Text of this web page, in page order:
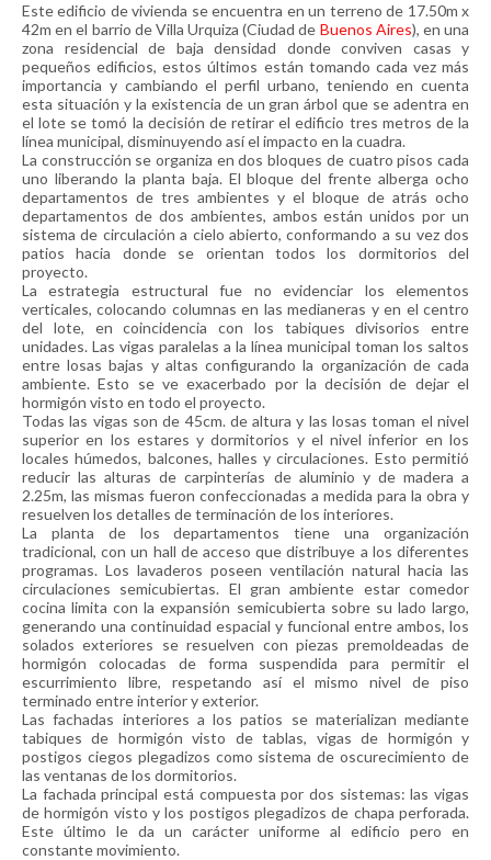
Este edificio de vivienda se encuentra en un terreno de 17.50m x
42m en el barrio de Villa Urquiza (Ciudad de Buenos Aires), en una
zona residencial de baja densidad donde conviven casas y
pequeños edificios, estos últimos están tomando cada vez más
importancia y cambiando el perfil urbano, teniendo en cuenta
esta situación y la existencia de un gran árbol que se adentra en
el lote se tomó la decisión de retirar el edificio tres metros de la
línea municipal, disminuyendo así el impacto en la cuadra.
La construcción se organiza en dos bloques de cuatro pisos cada
uno liberando la planta baja. El bloque del frente alberga ocho
departamentos de tres ambientes y el bloque de atrás ocho
departamentos de dos ambientes, ambos están unidos por un
sistema de circulación a cielo abierto, conformando a su vez dos
patios hacia donde se orientan todos los dormitorios del
proyecto.
La estrategia estructural fue no evidenciar los elementos
verticales, colocando columnas en las medianeras y en el centro
del lote, en coincidencia con los tabiques divisorios entre
unidades. Las vigas paralelas a la línea municipal toman los saltos
entre losas bajas y altas configurando la organización de cada
ambiente. Esto se ve exacerbado por la decisión de dejar el
hormigón visto en todo el proyecto.
Todas las vigas son de 45cm. de altura y las losas toman el nivel
superior en los estares y dormitorios y el nivel inferior en los
locales húmedos, balcones, halles y circulaciones. Esto permitió
reducir las alturas de carpinterías de aluminio y de madera a
2.25m, las mismas fueron confeccionadas a medida para la obra y
resuelven los detalles de terminación de los interiores.
La planta de los departamentos tiene una organización
tradicional, con un hall de acceso que distribuye a los diferentes
programas. Los lavaderos poseen ventilación natural hacia las
circulaciones semicubiertas. El gran ambiente estar comedor
cocina limita con la expansión semicubierta sobre su lado largo,
generando una continuidad espacial y funcional entre ambos, los
solados exteriores se resuelven con piezas premoldeadas de
hormigón colocadas de forma suspendida para permitir el
escurrimiento libre, respetando así el mismo nivel de piso
terminado entre interior y exterior.
Las fachadas interiores a los patios se materializan mediante
tabiques de hormigón visto de tablas, vigas de hormigón y
postigos ciegos plegadizos como sistema de oscurecimiento de
las ventanas de los dormitorios.
La fachada principal está compuesta por dos sistemas: las vigas
de hormigón visto y los postigos plegadizos de chapa perforada.
Este último le da un carácter uniforme al edificio pero en
constante movimiento.